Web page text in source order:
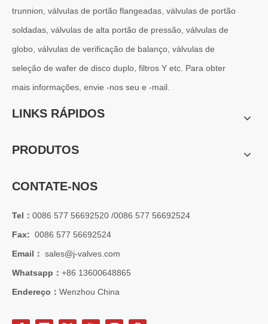
trunnion, válvulas de portão flangeadas, válvulas de portão
soldadas, válvulas de alta portão de pressão, válvulas de
globo, válvulas de verificação de balanço, válvulas de
seleção de wafer de disco duplo, filtros Y etc. Para obter
mais informações, envie -nos seu e -mail.
LINKS RÁPIDOS
PRODUTOS
CONTATE-NOS
Tel： 0086 577 56692520 /0086 577 56692524
Fax: 0086 577 56692524
Email： sales@j-valves.com
Whatsapp： +86 13600648865
Endereço： Wenzhou China